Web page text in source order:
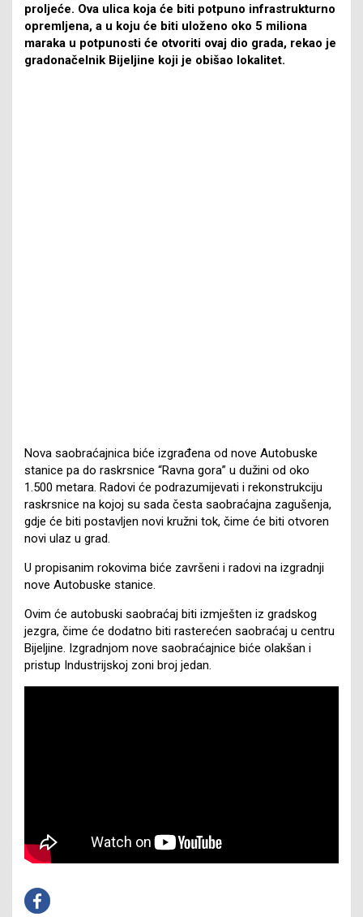
proljeće. Ova ulica koja će biti potpuno infrastrukturno
opremljena, a u koju će biti uloženo oko 5 miliona
maraka u potpunosti će otvoriti ovaj dio grada, rekao je
gradonačelnik Bijeljine koji je obišao lokalitet.
Nova saobraćajnica biće izgrađena od nove Autobuske
stanice pa do raskrsnice “Ravna gora” u dužini od oko
1.500 metara. Radovi će podrazumijevati i rekonstrukciju
raskrsnice na kojoj su sada česta saobraćajna zagušenja,
gdje će biti postavljen novi kružni tok, čime će biti otvoren
novi ulaz u grad.
U propisanim rokovima biće završeni i radovi na izgradnji
nove Autobuske stanice.
Ovim će autobuski saobraćaj biti izmješten iz gradskog
jezgra, čime će dodatno biti rasterećen saobraćaj u centru
Bijeljine. Izgradnjom nove saobraćajnice biće olakšan i
pristup Industrijskoj zoni broj jedan.